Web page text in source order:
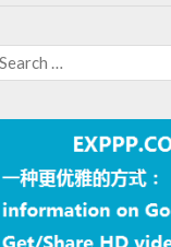
Search